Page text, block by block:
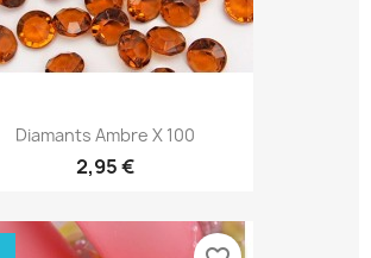
Diamants Ambre X 100
2,95 €